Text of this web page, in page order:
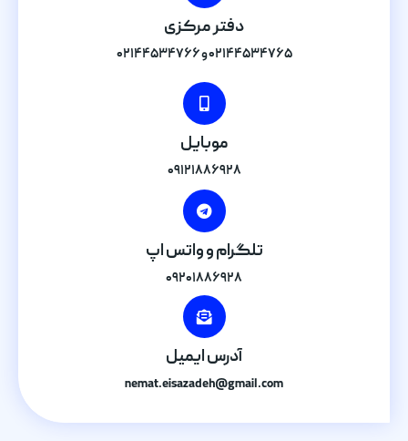
دفتر مرکزی
۰۲۱۴۴۵۳۴۷۶۵ و ۰۲۱۴۴۵۳۴۷۶۶
موبایل
۰۹۱۲۱۸۸۶۹۲۸
تلگرام و واتس اپ
۰۹۲۰۱۸۸۶۹۲۸
آدرس ایمیل
nemat.eisazadeh@gmail.com